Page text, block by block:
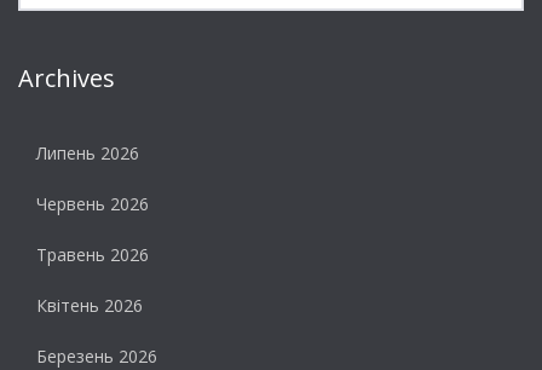
Archives
Липень 2026
Червень 2026
Травень 2026
Квітень 2026
Березень 2026